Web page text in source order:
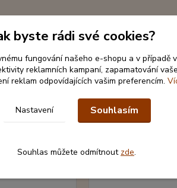
byste rádi své cookies?
fungování našeho e-shopu a v případě
reklamních kampaní, zapamatování
reklam odpovídajících vašim preferencím.
Nastavení Souhlasím
Souhlas můžete odmítnout zde.